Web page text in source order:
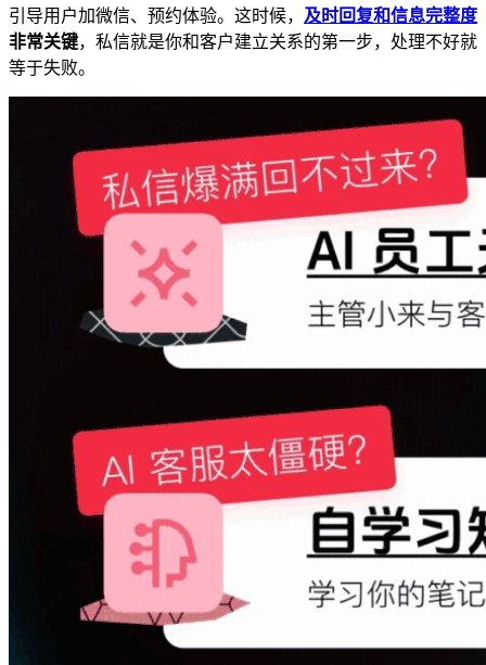
引导用户加微信、预约体验。这时候， 及时回复和信息完整度
非常关键，私信就是你和客户建立关系的第一步，处理不好就
等于失败。